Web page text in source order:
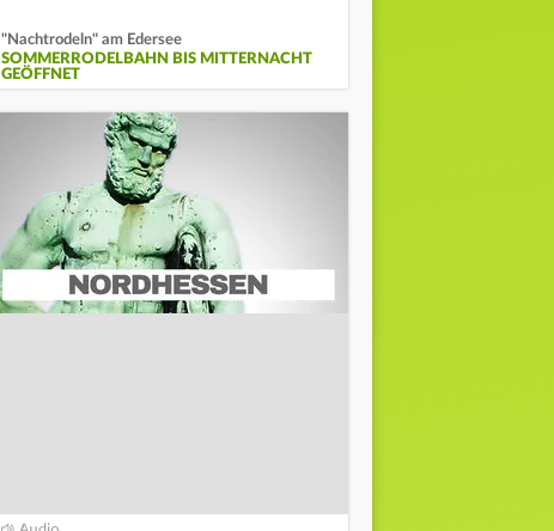
"Nachtrodeln" am Edersee
SOMMERRODELBAHN BIS MITTERNACHT
GEÖFFNET